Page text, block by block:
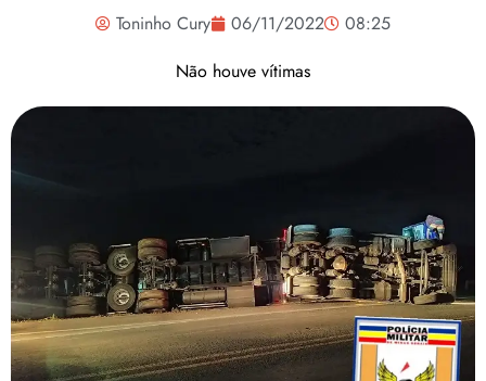
Toninho Cury 06/11/2022
08:25
Não houve vítimas